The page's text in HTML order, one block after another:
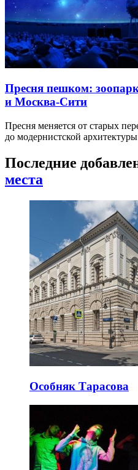
Пресня пешком:
и Москва-Сити
Пресня меняется от старых
до модернистской
Последние
места
Особняк Тарасова